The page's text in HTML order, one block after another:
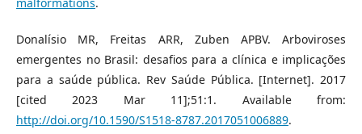
Donalísio MR, Freitas ARR, Zuben APBV. Arboviroses
emergentes no Brasil: desafios para a clínica e implicações
para a saúde pública. Rev Saúde Pública. [Internet]. 2017
[cited 2023 Mar 11];51:1. Available from:
http://doi.org/10.1590/S1518-8787.2017051006889.